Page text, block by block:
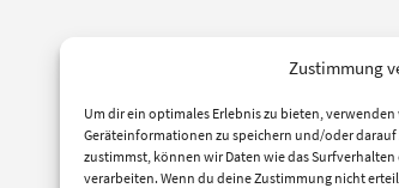
Zustimmung
Um dir ein optimales Erlebnis zu bieten,
Geräteinformationen zu speichern und/oder
zustimmst, können wir Daten wie das
verarbeiten. Wenn du deine Zustimmung nicht